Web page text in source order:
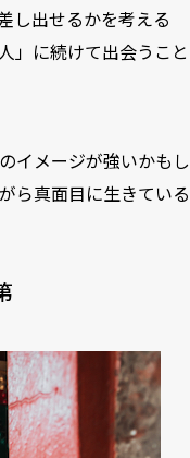
し出せるかを考える
」に続けて出会うこと
イメージが強いかもし
ら真面目に生きている